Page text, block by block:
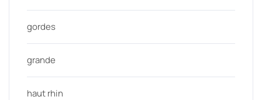
gordes
grande
haut rhin